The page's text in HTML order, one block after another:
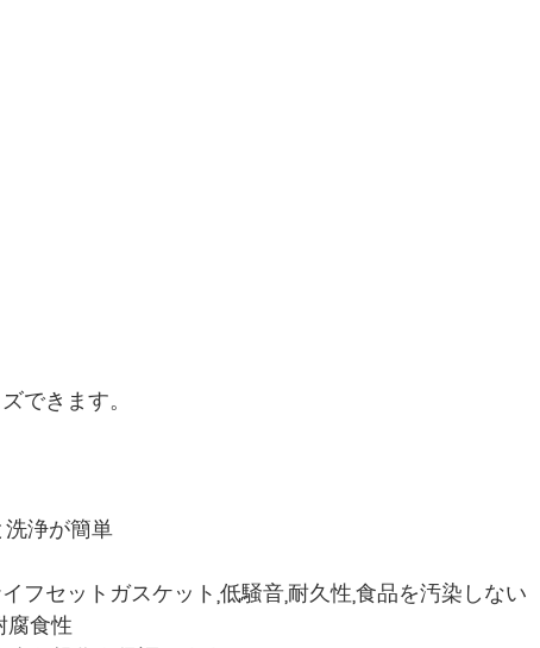
できます。
浄が簡単
フセットガスケット,低騒音,耐久性,食品を汚染しない
腐食性